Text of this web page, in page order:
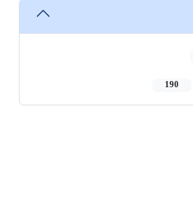
190